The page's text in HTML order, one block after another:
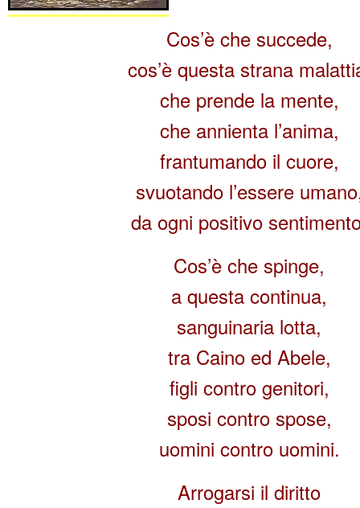
Cos’è che succede,
cos’è questa strana
che prende la mente,
che annienta l’anima,
frantumando il cuore,
svuotando l’essere
da ogni positivo
Cos’è che spinge,
a questa continua,
sanguinaria lotta,
tra Caino ed Abele,
figli contro genitori,
sposi contro spose,
uomini contro uomini.
Arrogarsi il diritto